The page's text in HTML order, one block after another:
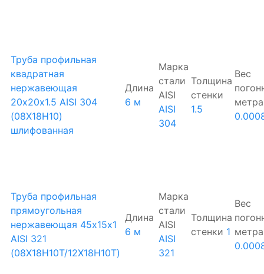
Труба профильная
квадратная
нержавеющая
20х20х1.5 AISI 304
(08Х18Н10)
шлифованная
Длина
6 м
Марка
стали
AISI
AISI
304
Толщина
стенки
1.5
Вес
метра
Труба профильная
прямоугольная
нержавеющая 45х15х1
AISI 321
(08Х18Н10Т/12Х18Н10Т)
Длина
6 м
Марка
стали
AISI
AISI
321
Толщина
стенки 1
Вес
метра